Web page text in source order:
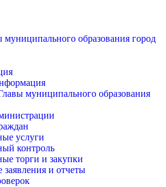
образования город
муниципального образования
услуги
контроль
торги и закупки
и отчеты